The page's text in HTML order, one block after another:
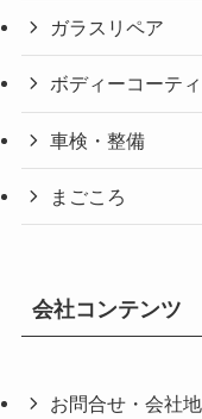
ガラスリペア
ボディーコーテ
車検・整備
まごころ
会社コンテンツ
お問合せ・会社